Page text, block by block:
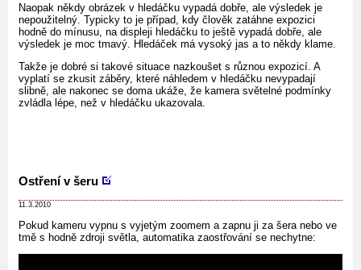
Naopak někdy obrázek v hledáčku vypadá dobře, ale výsledek je
nepoužitelný. Typicky to je případ, kdy člověk zatáhne expozici
hodně do mínusu, na displeji hledáčku to ještě vypadá dobře, ale
výsledek je moc tmavý. Hledáček má vysoký jas a to někdy klame.
Takže je dobré si takové situace nazkoušet s různou expozicí. A
vyplatí se zkusit záběry, které náhledem v hledáčku nevypadají
slibně, ale nakonec se doma ukáže, že kamera světelné podmínky
zvládla lépe, než v hledáčku ukazovala.
Ostření v šeru
11.3.2010
Pokud kameru vypnu s vyjetým zoomem a zapnu ji za šera nebo ve
tmě s hodně zdroji světla, automatika zaostřování se nechytne: